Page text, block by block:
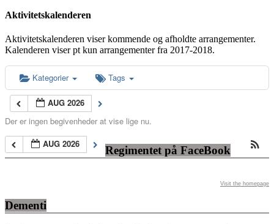
Aktivitetskalenderen
Aktivitetskalenderen viser kommende og afholdte arrangementer.
Kalenderen viser pt kun arrangementer fra 2017-2018.
Kategorier Tags
AUG 2026
Der er ingen begivenheder at vise lige nu.
AUG 2026
Regimentet på FaceBook
Visit the homepage
Dementi